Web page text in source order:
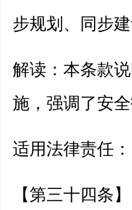
步规划、同步
解读：本条款
施，强调了安
适用法律责任
【第三十四条